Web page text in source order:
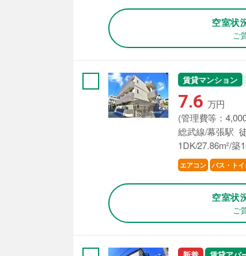
空室状
ご
賃貸マンション
7.6 万円
(管理費等：
総武線/幕張駅
1DK/27.86m²/築
エアコン バス・ト
空室状
ご